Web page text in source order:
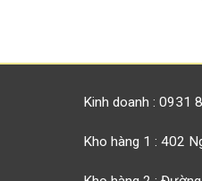
Kinh doanh : 0931
Kho hàng 1 : 402